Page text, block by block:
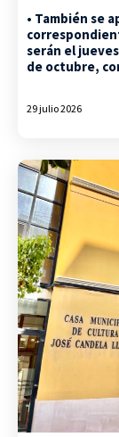
• También se
serán el
de octubre,
29 julio 2026